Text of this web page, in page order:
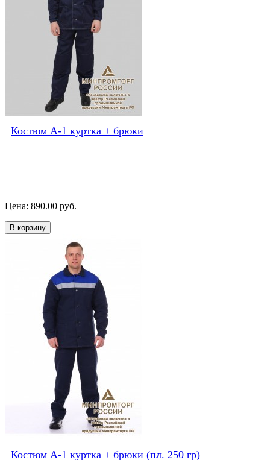
Костюм А-1 куртка + брюки
Цена: 890.00 руб.
В корзину
Костюм А-1 куртка + брюки (пл. 250 гр)